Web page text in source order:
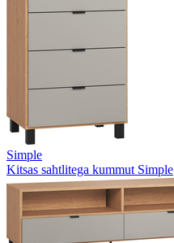
Simple
Kitsas sahtlitega kummut Simple